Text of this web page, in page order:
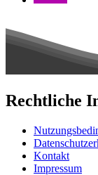
Rechtliche
Kontakt
Impressum